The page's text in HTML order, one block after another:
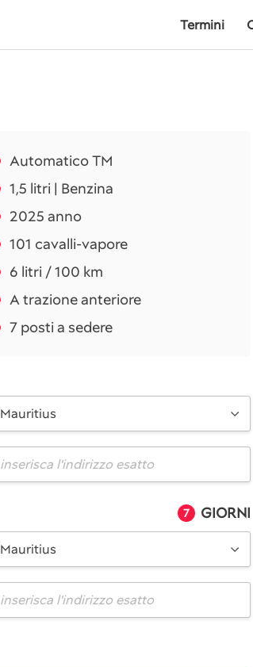
Termini
Automatico TM
1,5 litri | Benzina
2025 anno
101 cavalli-vapore
6 litri / 100 km
A trazione anteriore
7 posti a sedere
Mauritius
7 GIORNI
Mauritius